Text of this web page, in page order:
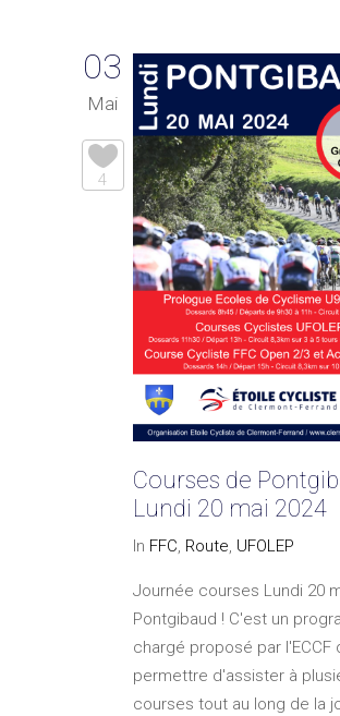
03
Mai
4
Courses de
Lundi 20 mai 2024
In FFC, Route, UFOLEP
Journée courses Lundi 20
Pontgibaud ! C'est un
chargé proposé par l'ECCF
permettre d'assister à
courses tout au long de la